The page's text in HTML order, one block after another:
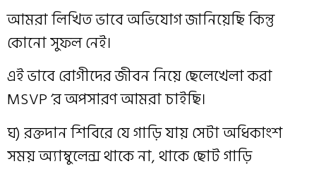
আমরা লিখিত ভাবে অভিযোগ জানিয়েছি কিন্তু
কোনো সুফল নেই।
এই ভাবে রোগীদের জীবন নিয়ে ছেলেখেলা করা
MSVP ‘র অপসারণ আমরা চাইছি।
ঘ) রক্তদান শিবিরে যে গাড়ি যায় সেটা অধিকাংশ
সময় অ্যাম্বুলেন্স থাকে না, থাকে ছোট গাড়ি